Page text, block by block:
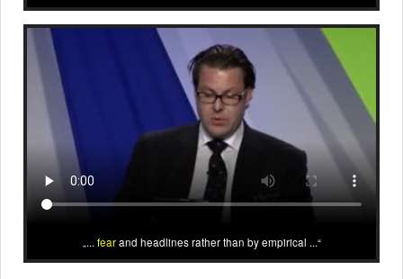
... fearand headlines rather than by empirical ...